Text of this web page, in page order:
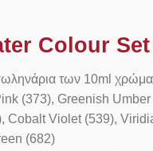
Colour
των 10ml
(373), Greenish
Cobalt Violet (539),
(682)